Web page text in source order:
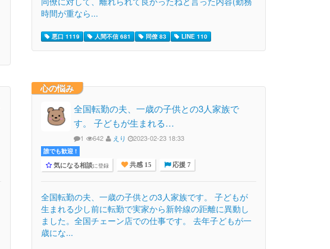
時間が重なら...
悪口 1119 人間不信 681 同僚 83 LINE 110
心の悩み
全国転勤の夫、一歳の子供との3人家族で
す。 子どもが生まれる…
1 642 えり 2023-02-23 18:33
誰でも歓迎 !
気になる相談に登録 共感 15 応援 7
全国転勤の夫、一歳の子供との3人家族です。 子どもが
生まれる少し前に転勤で実家から新幹線の距離に異動し
ました。全国チェーン店での仕事です。 去年子どもが一
歳にな...